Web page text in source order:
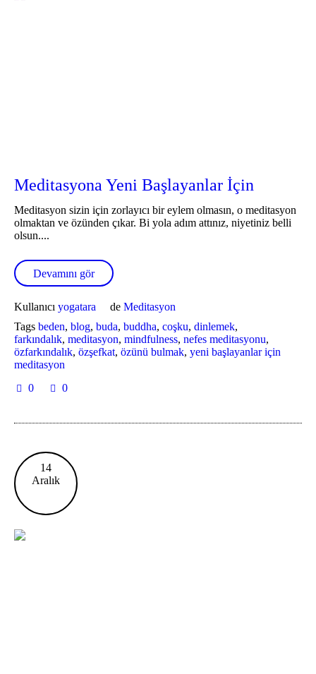
Meditasyona Yeni Başlayanlar İçin
Meditasyon sizin için zorlayıcı bir eylem olmasın, o meditasyon
olmaktan ve özünden çıkar. Bi yola adım attınız, niyetiniz belli
olsun....
Devamını gör
Kullanıcı yogatara de Meditasyon
Tags beden, blog, buda, buddha, coşku, dinlemek,
farkındalık, meditasyon, mindfulness, nefes meditasyonu,
özfarkındalık, özşefkat, özünü bulmak, yeni başlayanlar için
meditasyon
0
0
14
Aralık